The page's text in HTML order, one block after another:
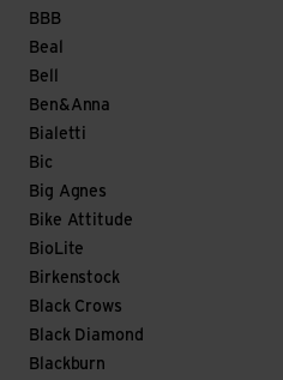
BBB
Beal
Bell
Ben&Anna
Bialetti
Bic
Big Agnes
Bike Attitude
BioLite
Birkenstock
Black Crows
Black Diamond
Blackburn